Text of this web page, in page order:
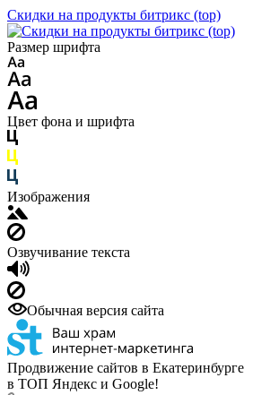
Скидки на продукты битрикс (top)
Размер шрифта
Цвет фона и шрифта
Изображения
Озвучивание текста
Обычная версия сайта
Продвижение сайтов в Екатеринбурге
в ТОП Яндекс и Google!